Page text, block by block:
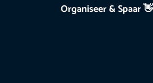
Organiseer & Spaar 👋